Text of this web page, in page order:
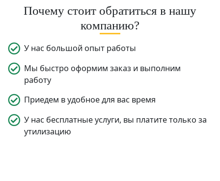
Почему стоит обратиться в нашу
компанию?
У нас большой опыт работы
Мы быстро оформим заказ и выполним
работу
Приедем в удобное для вас время
У нас бесплатные услуги, вы платите только за
утилизацию